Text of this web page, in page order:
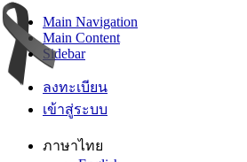
Main Navigation
Main Content
Sidebar
ลงทะเบียน
เข้าสู่ระบบ
ภาษาไทย